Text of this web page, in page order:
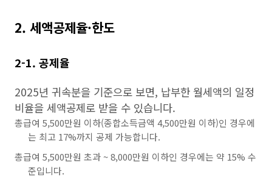
2. 세액공제율·한도
2-1. 공제율
2025년 귀속분을 기준으로 보면, 납부한 월세액의 일정
비율을 세액공제로 받을 수 있습니다.
총급여 5,500만원 이하(종합소득금액 4,500만원 이하)인 경우에
는 최고 17%까지 공제 가능합니다.
총급여 5,500만원 초과 ~ 8,000만원 이하인 경우에는 약 15% 수
준입니다.